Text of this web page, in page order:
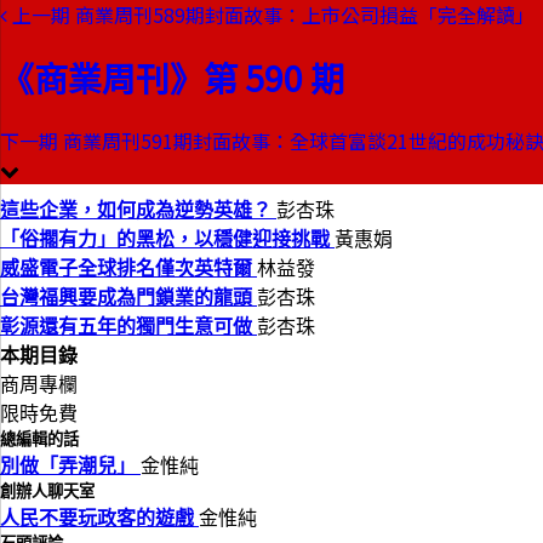
上一期 商業周刊589期封面故事：上市公司損益「完全解讀」
《商業周刊》第 590 期
下一期 商業周刊591期封面故事：全球首富談21世紀的成功秘訣
本期目錄
少年富豪童子賢如何致勝
這些企業，如何成為逆勢英雄？ 彭杏珠
「俗擱有力」的黑松，以穩健迎接挑戰黃惠娟
威盛電子全球排名僅次英特爾 林益發
台灣福興要成為門鎖業的龍頭 彭杏珠
彰源還有五年的獨門生意可做 彭杏珠
本期目錄
商周專欄
限時免費
總編輯的話
別做「弄潮兒」 金惟純
創辦人聊天室
人民不要玩政客的遊戲 金惟純